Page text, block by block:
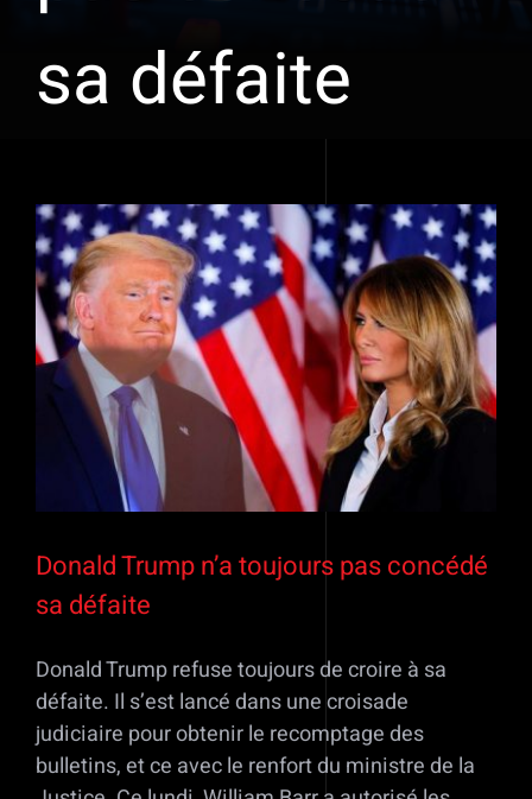
sa défaite
Voir
l'image
agrandie
Donald Trump n’a toujours pas concédé
sa défaite
Donald Trump refuse toujours de croire à sa
défaite. Il s’est lancé dans une croisade
judiciaire pour obtenir le recomptage des
bulletins, et ce avec le renfort du ministre de la